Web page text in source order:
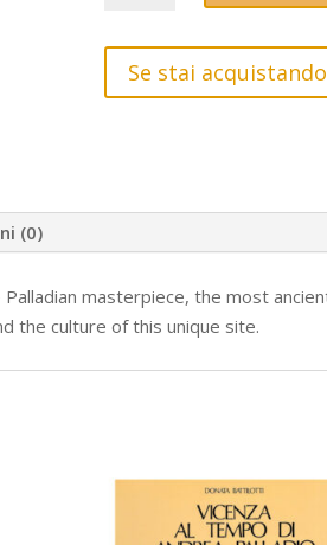
Olympique
quantità
Se stai
(0)
masterpiece, the most
the culture of this unique site.